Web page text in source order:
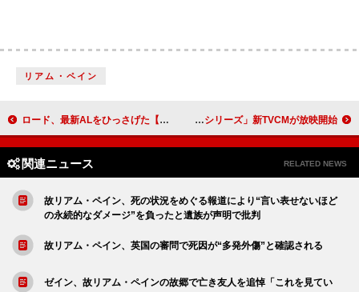
リアム・ペイン
ロード、最新ALをひっさげた【ウルトラサウンド・ツアー】日程発表 ブラッド・オレンジ／ジム-イー・スタックら参加 平野紫耀（Number_i）、ワイヤーアクションにも挑戦した「ムヒシリーズ」新TVCMが放映開始
関連ニュース RELATED NEWS
故リアム・ペイン、死の状況をめぐる報道により“言い表せないほど
の永続的なダメージ”を負ったと遺族が声明で批判
故リアム・ペイン、英国の審問で死因が“多発外傷”と確認される
ゼイン、故リアム・ペインの故郷で亡き友人を追悼「これを見てい